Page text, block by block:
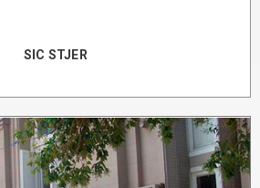
SIC STJER